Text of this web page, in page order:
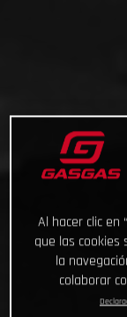
Al hacer clic en
que las
la
colaborar